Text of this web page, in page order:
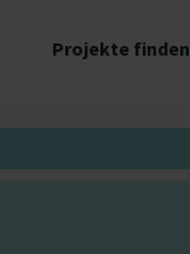
Projekte finden